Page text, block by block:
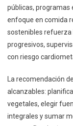
públicas, programas
enfoque en comida
sostenibles refuerza
progresivos,
con riesgo
La recomendación
alcanzables:
vegetales, elegir
integrales y sumar